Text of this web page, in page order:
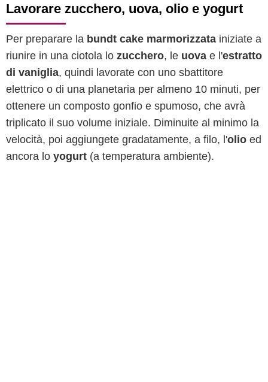
Lavorare zucchero, uova, olio e yogurt
Per preparare la bundt cake marmorizzata iniziate a
riunire in una ciotola lo zucchero, le uova e l'estratto
di vaniglia, quindi lavorate con uno sbattitore
elettrico o di una planetaria per almeno 10 minuti, per
ottenere un composto gonfio e spumoso, che avrà
triplicato il suo volume iniziale. Diminuite al minimo la
velocità, poi aggiungete gradatamente, a filo, l'olio ed
ancora lo yogurt (a temperatura ambiente).